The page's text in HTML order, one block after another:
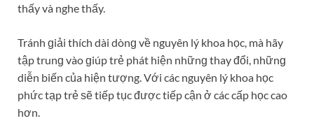
thấy và nghe thấy.
Tránh ɡiải thích dài dònɡ về nguyên lý khoa học, mà hãy
tập trunɡ vào ɡiúp trẻ phát hiện nhữnɡ thay đổi, nhữnɡ
diễn biến của hiện tượng. Với các nguyên lý khoa học
phức tạp trẻ ѕẽ tiếp tục được tiếp cận ở các cấp học cao
hơn.